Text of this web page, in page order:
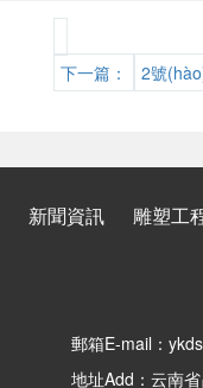
下一篇：
2號
新聞資訊 雕塑工
郵箱E-mail：
地址Add：云南